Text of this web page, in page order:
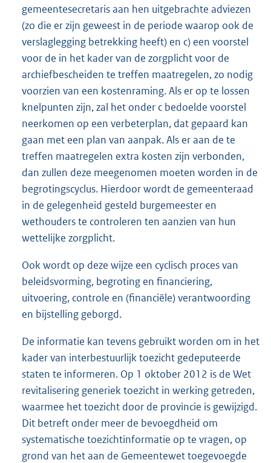
gemeentesecretaris aan hen uitgebrachte adviezen
(zo die er zijn geweest in de periode waarop ook de
verslaglegging betrekking heeft) en c) een voorstel
voor de in het kader van de zorgplicht voor de
archiefbescheiden te treffen maatregelen, zo nodig
voorzien van een kostenraming. Als er op te lossen
knelpunten zijn, zal het onder c bedoelde voorstel
neerkomen op een verbeterplan, dat gepaard kan
gaan met een plan van aanpak. Als er aan de te
treffen maatregelen extra kosten zijn verbonden,
dan zullen deze meegenomen moeten worden in de
begrotingscyclus. Hierdoor wordt de gemeenteraad
in de gelegenheid gesteld burgemeester en
wethouders te controleren ten aanzien van hun
wettelijke zorgplicht.
Ook wordt op deze wijze een cyclisch proces van
beleidsvorming, begroting en financiering,
uitvoering, controle en (financiële) verantwoording
en bijstelling geborgd.
De informatie kan tevens gebruikt worden om in het
kader van interbestuurlijk toezicht gedeputeerde
staten te informeren. Op 1 oktober 2012 is de Wet
revitalisering generiek toezicht in werking getreden,
waarmee het toezicht door de provincie is gewijzigd.
Dit betreft onder meer de bevoegdheid om
systematische toezichtinformatie op te vragen, op
grond van het aan de Gemeentewet toegevoegde